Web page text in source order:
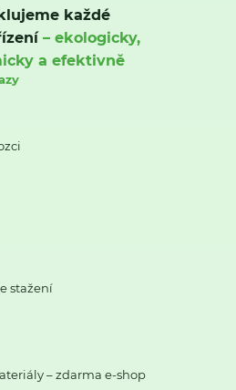
každé
– ekologicky,
a efektivně
stažení
– zdarma e-shop